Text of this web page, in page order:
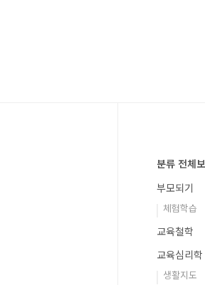
분류 전체
부모되기
체험학습
교육철학
교육심리학
생활지도